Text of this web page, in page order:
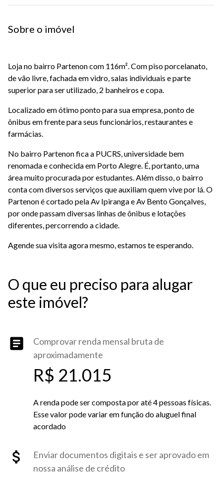
Sobre o imóvel
Loja no bairro Partenon com 116m². Com piso porcelanato,
de vão livre, fachada em vidro, salas individuais e parte
superior para ser utilizado, 2 banheiros e copa.
Localizado em ótimo ponto para sua empresa, ponto de
ônibus em frente para seus funcionários, restaurantes e
farmácias.
No bairro Partenon fica a PUCRS, universidade bem
renomada e conhecida em Porto Alegre. É, portanto, uma
área muito procurada por estudantes. Além disso, o bairro
conta com diversos serviços que auxiliam quem vive por lá. O
Partenon é cortado pela Av Ipiranga e Av Bento Gonçalves,
por onde passam diversas linhas de ônibus e lotações
diferentes, percorrendo a cidade.
Agende sua visita agora mesmo, estamos te esperando.
O que eu preciso para alugar
este imóvel?
Comprovar renda mensal bruta de
aproximadamente
R$ 21.015
A renda pode ser composta por até 4 pessoas físicas.
Esse valor pode variar em função do aluguel final
acordado
Enviar documentos digitais e ser aprovado em
nossa análise de crédito